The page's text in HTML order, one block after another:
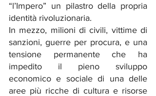
“l’Impero” un pilastro della propria
identità rivoluzionaria.
In mezzo, milioni di civili, vittime di
sanzioni, guerre per procura, e una
tensione permanente che ha
impedito il pieno sviluppo
economico e sociale di una delle
aree più ricche di cultura e risorse